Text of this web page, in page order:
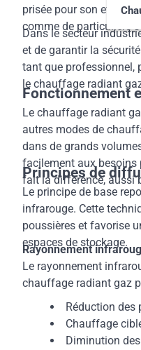
prisée pour son
comme de particuliers
Dans le secteur
et de garantir la
tant que professionnel,
le chauffage radiant
Fonctionnement
Le chauffage radiant
autres modes de
dans de grands
facilement aux besoins
fait la différence, aussi
Principes de
Le principe de base
infrarouge. Cette
poussières et favorise
espaces de stockage.
Rayonnement
Le rayonnement
chauffage radiant gaz
Réduction des
Chauffage
Diminution